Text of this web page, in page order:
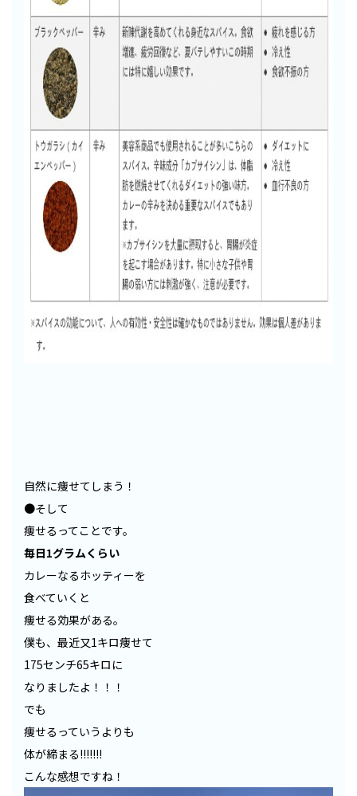
自然に痩せてしまう！
●そして
痩せるってことです。
毎日1グラムくらい
カレーなるホッティーを
食べていくと
痩せる効果がある。
僕も、最近又1キロ痩せて
175センチ65キロに
なりましたよ！！！
でも
痩せるっていうよりも
体が締まる!!!!!!!
こんな感想ですね！